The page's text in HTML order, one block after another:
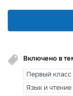
Включено в
Первый класс
Язык и чтение